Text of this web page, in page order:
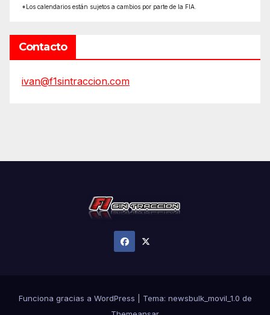
*Los calendarios están sujetos a cambios por parte de la FIA.
Contacto
ivan@f1sintraccion.com
Funciona gracias a WordPress Tema: newsbulk_movil_1.0 de